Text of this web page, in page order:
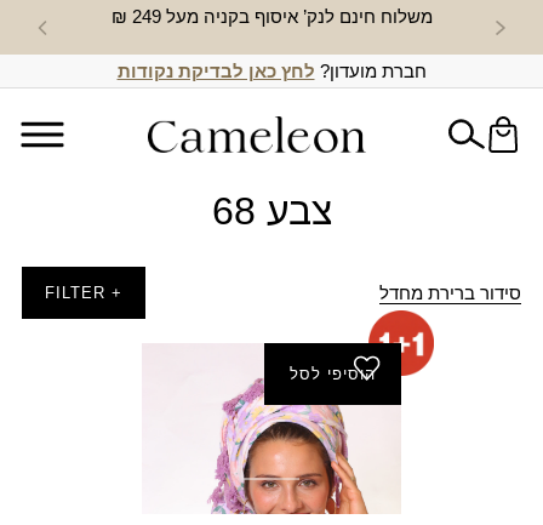
משלוח חינם לנק’ איסוף בקניה מעל 249 ₪ חדש
חברת מועדון? לחץ כאן לבדיקת נקודות
צבע 68
סידור ברירת מחדל + FILTER
הוסיפי לסל
מטפחת רוית (מרובעת)
₪80.00